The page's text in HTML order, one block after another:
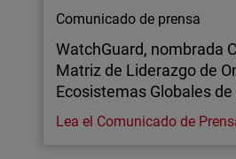
Comunicado de prensa
WatchGuard, nombrada
Matriz de Liderazgo de
Ecosistemas Globales
Lea el Comunicado de